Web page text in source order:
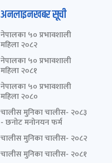
अनलाइनखबर सूची
नेपालका ५० प्रभावशाली
महिला २०८२
नेपालका ५० प्रभावशाली
महिला २०८१
नेपालका ५० प्रभावशाली
महिला २०८०
चालीस मुनिका चालीस- २०८३
- छनोट मनोनयन फर्म
चालीस मुनिका चालीस- २०८२
चालीस मुनिका चालीस- २०८१